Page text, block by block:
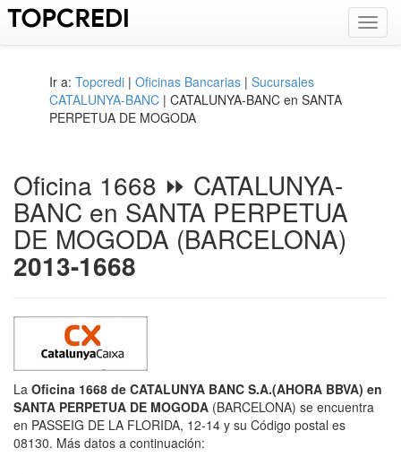
Ir a: Topcredi | Oficinas Bancarias | Sucursales
CATALUNYA-BANC | CATALUNYA-BANC en SANTA
PERPETUA DE MOGODA
Oficina 1668 ⏩ CATALUNYA-
BANC en SANTA PERPETUA
DE MOGODA (BARCELONA)
2013-1668
La Oficina 1668 de CATALUNYA BANC S.A.(AHORA BBVA) en
SANTA PERPETUA DE MOGODA (BARCELONA) se encuentra
en PASSEIG DE LA FLORIDA, 12-14 y su Código postal es
08130. Más datos a continuación: